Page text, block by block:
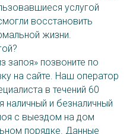
услугой
восстановить
жизни.
запоя» позвоните по
на сайте. Наш оператор
в течений 60
наличный и безналичный
с выездом на дом
порядке. Данные